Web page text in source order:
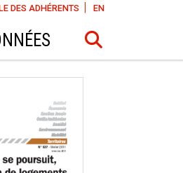
DES ADHÉRENTS EN